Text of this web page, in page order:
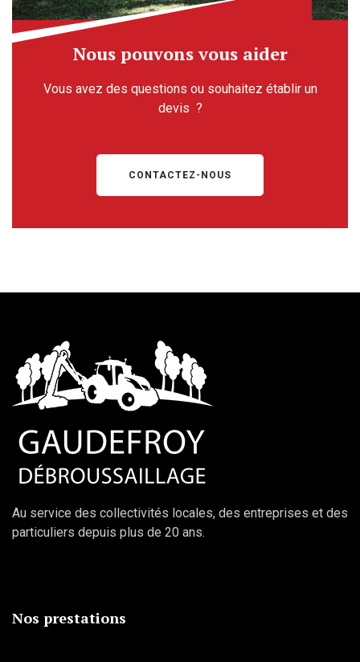
Nous pouvons vous aider
Vous avez des questions ou souhaitez établir un
devis ?
CONTACTEZ-NOUS
Au service des collectivités locales, des entreprises et des
particuliers depuis plus de 20 ans.
Nos prestations